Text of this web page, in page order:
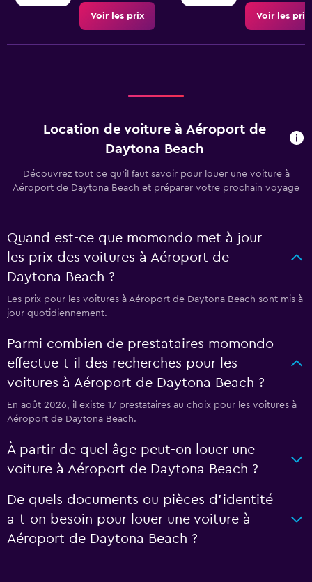
Voir les prix Voir les prix
Location de voiture à Aéroport de
Daytona Beach
Découvrez tout ce qu’il faut savoir pour louer une voiture à
Aéroport de Daytona Beach et préparer votre prochain voyage
Quand est-ce que momondo met à jour
les prix des voitures à Aéroport de
Daytona Beach ?
Les prix pour les voitures à Aéroport de Daytona Beach sont mis à
jour quotidiennement.
Parmi combien de prestataires momondo
effectue-t-il des recherches pour les
voitures à Aéroport de Daytona Beach ?
En août 2026, il existe 17 prestataires au choix pour les voitures à
Aéroport de Daytona Beach.
À partir de quel âge peut-on louer une
voiture à Aéroport de Daytona Beach ?
De quels documents ou pièces d'identité
a-t-on besoin pour louer une voiture à
Aéroport de Daytona Beach ?